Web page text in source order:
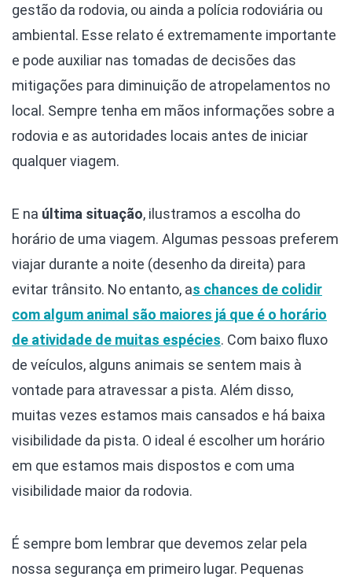
gestão da rodovia, ou ainda a polícia rodoviária ou
ambiental. Esse relato é extremamente importante
e pode auxiliar nas tomadas de decisões das
mitigações para diminuição de atropelamentos no
local. Sempre tenha em mãos informações sobre a
rodovia e as autoridades locais antes de iniciar
qualquer viagem.
E na última situação, ilustramos a escolha do
horário de uma viagem. Algumas pessoas preferem
viajar durante a noite (desenho da direita) para
evitar trânsito. No entanto, as chances de colidir
com algum animal são maiores já que é o horário
de atividade de muitas espécies. Com baixo fluxo
de veículos, alguns animais se sentem mais à
vontade para atravessar a pista. Além disso,
muitas vezes estamos mais cansados e há baixa
visibilidade da pista. O ideal é escolher um horário
em que estamos mais dispostos e com uma
visibilidade maior da rodovia.
É sempre bom lembrar que devemos zelar pela
nossa segurança em primeiro lugar. Pequenas